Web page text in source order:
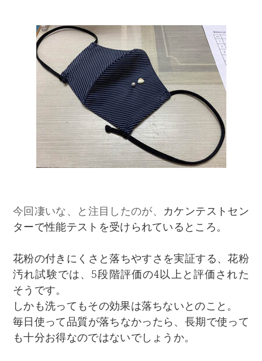
今回凄いな、と注目したのが、 カケンテストセン
ターで性能テストを受けられているところ。
花粉の付きにくさと落ちやすさを実証する、花粉
汚れ試験では、5段階評価の4以上と評価された
そうです。
しかも洗ってもその効果は落ちないとのこと。
毎日使って品質が落ちなかったら、長期で使って
も十分お得なのではないでしょうか。